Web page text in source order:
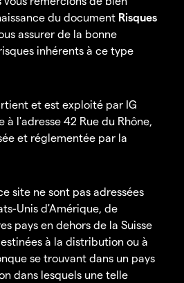
du document Risques
assurer de la bonne
inhérents à ce type
et est exploité par IG
à l'adresse 42 Rue du Rhône,
et réglementée par la
site ne sont pas adressées
Unis d'Amérique, de
pays en dehors de la Suisse
à la distribution ou à
se trouvant dans un pays
dans lesquels une telle